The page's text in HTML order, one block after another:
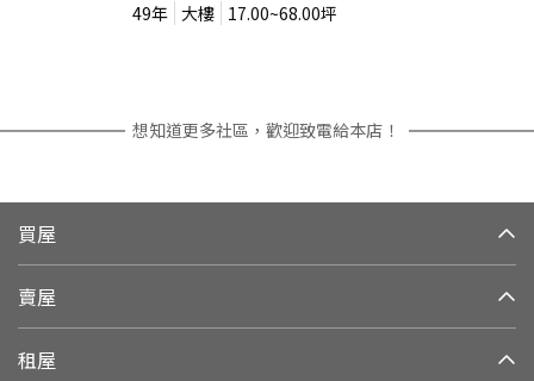
49年 大樓 17.00~68.00坪
想知道更多社區，歡迎致電給本店！
買屋
賣屋
租屋